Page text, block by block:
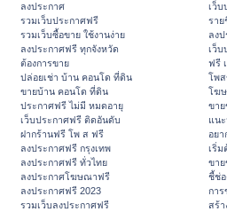
ลงประกาศ
รวมเว็บประกาศฟรี
รวมเว็บซื้อขาย ใช้งานง่าย
ลงประกาศฟรี ทุกจังหวัด
ต้องการขาย
ปล่อยเช่า บ้าน คอนโด ที่ดิน
ขายบ้าน คอนโด ที่ดิน
ประกาศฟรี ไม่มี หมดอายุ
เว็บประกาศฟรี ติดอันดับ
ฝากร้านฟรี โพ ส ฟรี
ลงประกาศฟรี กรุงเทพ
ลงประกาศฟรี ทั่วไทย
ลงประกาศโฆษณาฟรี
ลงประกาศฟรี 2023
รวมเว็บลงประกาศฟรี
เว็
รา
ลง
เว็
ฟรี
โพ
โฆ
ขาย
แน
อย
เริ่ม
ขาย
ชี้ช่อ
การ
สร้า